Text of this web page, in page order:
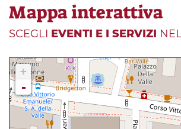
Mappa interattiva
SCEGLI EVENTI E I SERVIZI
+
-